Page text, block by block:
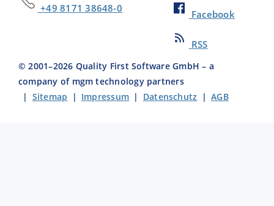
+49 8171 38648-0
Facebook
RSS
© 2001–2026 Quality First Software GmbH – a
company of mgm technology partners
| Sitemap | Impressum | Datenschutz |AGB